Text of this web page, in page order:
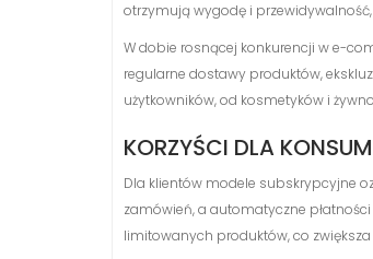
otrzymują wygodę i
W dobie rosnącej konkurencji w e-
regularne dostawy produktów,
użytkowników, od kosmetyków i
KORZYŚCI DLA
Dla klientów modele subskrypcyjne
zamówień, a automatyczne
limitowanych produktów, co